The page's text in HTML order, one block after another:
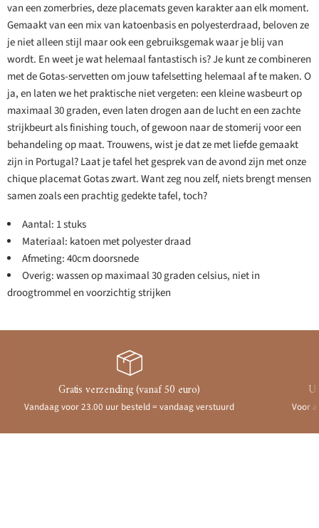
van een zomerbries, deze placemats geven karakter aan elk moment.
Gemaakt van een mix van katoenbasis en polyesterdraad, beloven ze
je niet alleen stijl maar ook een gebruiksgemak waar je blij van
wordt. En weet je wat helemaal fantastisch is? Je kunt ze combineren
met de Gotas-servetten om jouw tafelsetting helemaal af te maken. O
ja, en laten we het praktische niet vergeten: een kleine wasbeurt op
maximaal 30 graden, even laten drogen aan de lucht en een zachte
strijkbeurt als finishing touch, of gewoon naar de stomerij voor een
behandeling op maat. Trouwens, wist je dat ze met liefde gemaakt
zijn in Portugal? Laat je tafel het gesprek van de avond zijn met onze
chique placemat Gotas zwart. Want zeg nou zelf, niets brengt mensen
samen zoals een prachtig gedekte tafel, toch?
Aantal: 1 stuks
Materiaal: katoen met polyester draad
Afmeting: 40cm doorsnede
Overig: wassen op maximaal 30 graden celsius, niet in
droogtrommel en voorzichtig strijken
Gratis verzending (vanaf 50 euro)
Vandaag voor 23.00 uur besteld = vandaag verstuurd Voor